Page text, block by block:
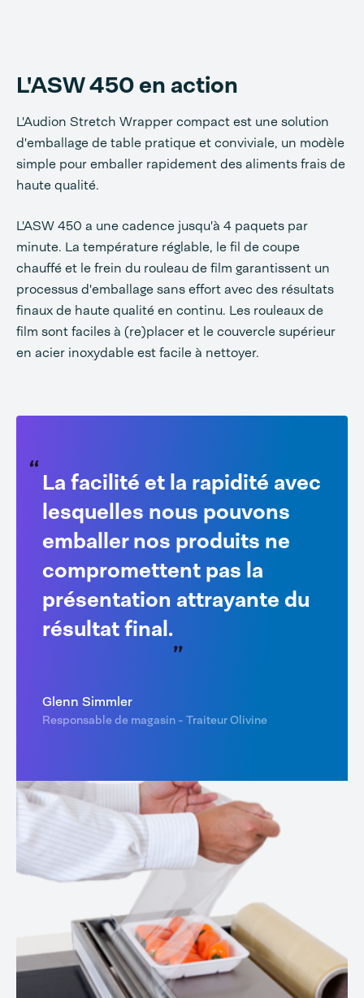
L'ASW 450 en action
L'Audion Stretch Wrapper compact est une solution
d'emballage de table pratique et conviviale, un modèle
simple pour emballer rapidement des aliments frais de
haute qualité.
L'ASW 450 a une cadence jusqu'à 4 paquets par
minute. La température réglable, le fil de coupe
chauffé et le frein du rouleau de film garantissent un
processus d'emballage sans effort avec des résultats
finaux de haute qualité en continu. Les rouleaux de
film sont faciles à (re)placer et le couvercle supérieur
en acier inoxydable est facile à nettoyer.
La facilité et la rapidité avec
lesquelles nous pouvons
emballer nos produits ne
compromettent pas la
présentation attrayante du
résultat final.
Glenn Simmler
Responsable de magasin - Traiteur Olivine